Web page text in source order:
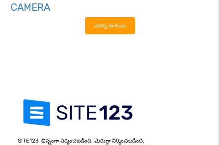
CAMERA
మరిన్ని చూపించు
SITE123: భిన్నంగా నిర్మించబడింది, మెరుగ్గా నిర్మించబడింది.